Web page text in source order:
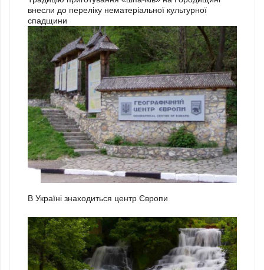
внесли до переліку нематеріальної культурної
спадщини
В Україні знаходиться центр Європи